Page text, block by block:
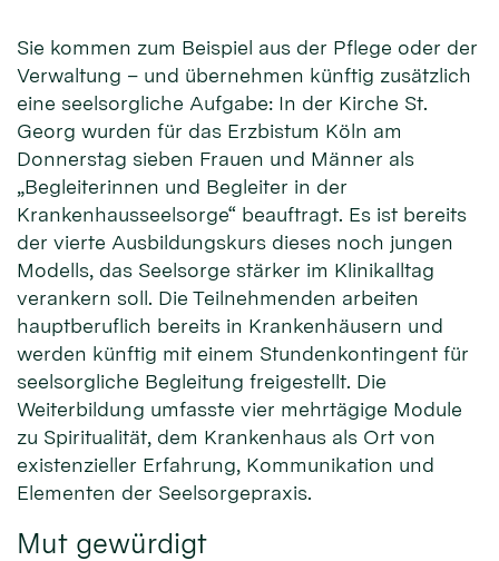
Sie kommen zum Beispiel aus der Pflege oder der
Verwaltung – und übernehmen künftig zusätzlich
eine seelsorgliche Aufgabe: In der Kirche St.
Georg wurden für das Erzbistum Köln am
Donnerstag sieben Frauen und Männer als
„Begleiterinnen und Begleiter in der
Krankenhausseelsorge“ beauftragt. Es ist bereits
der vierte Ausbildungskurs dieses noch jungen
Modells, das Seelsorge stärker im Klinikalltag
verankern soll. Die Teilnehmenden arbeiten
hauptberuflich bereits in Krankenhäusern und
werden künftig mit einem Stundenkontingent für
seelsorgliche Begleitung freigestellt. Die
Weiterbildung umfasste vier mehrtägige Module
zu Spiritualität, dem Krankenhaus als Ort von
existenzieller Erfahrung, Kommunikation und
Elementen der Seelsorgepraxis.
Mut gewürdigt